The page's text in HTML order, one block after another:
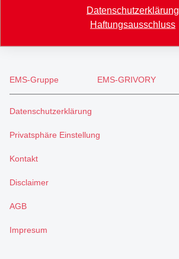
Datenschutzerklärung
Haftungsausschluss
+41 71 466 43 01
EMS-Gruppe EMS-GRIVORY
Datenschutzerklärung
Privatsphäre Einstellung
Kontakt
Disclaimer
AGB
Impresum